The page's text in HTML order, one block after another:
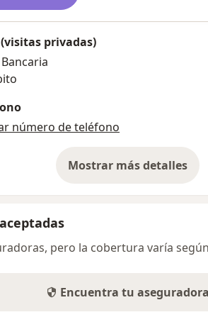
privadas)
número de teléfono
Mostrar más detalles
sobre la
pero la cobertura varía
Encuentra tu aseguradora